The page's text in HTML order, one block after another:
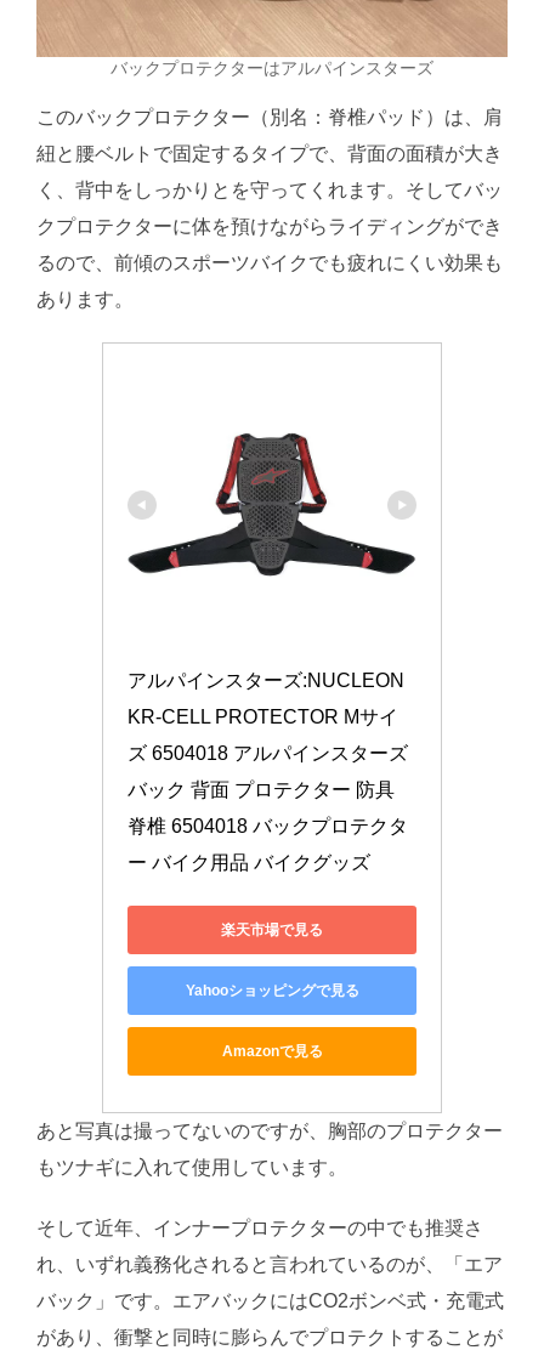
バックプロテクターはアルパインスターズ
このバックプロテクター（別名：脊椎パッド）は、肩
紐と腰ベルトで固定するタイプで、背面の面積が大き
く、背中をしっかりとを守ってくれます。そしてバッ
クプロテクターに体を預けながらライディングができ
るので、前傾のスポーツバイクでも疲れにくい効果も
あります。
アルパインスターズ:NUCLEON
KR-CELL PROTECTOR Mサイ
ズ 6504018 アルパインスターズ
バック 背面 プロテクター 防具
脊椎 6504018 バックプロテクタ
ー バイク用品 バイクグッズ
楽天市場で見る
Yahooショッピングで見る
Amazonで見る
あと写真は撮ってないのですが、胸部のプロテクター
もツナギに入れて使用しています。
そして近年、インナープロテクターの中でも推奨さ
れ、いずれ義務化されると言われているのが、「エア
バック」です。エアバックにはCO2ボンベ式・充電式
があり、衝撃と同時に膨らんでプロテクトすることが